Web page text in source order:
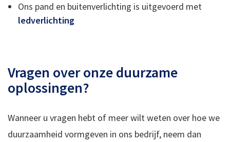
Ons pand en buitenverlichting is uitgevoerd met
ledverlichting
Vragen over onze duurzame
oplossingen?
Wanneer u vragen hebt of meer wilt weten over hoe we
duurzaamheid vormgeven in ons bedrijf, neem dan